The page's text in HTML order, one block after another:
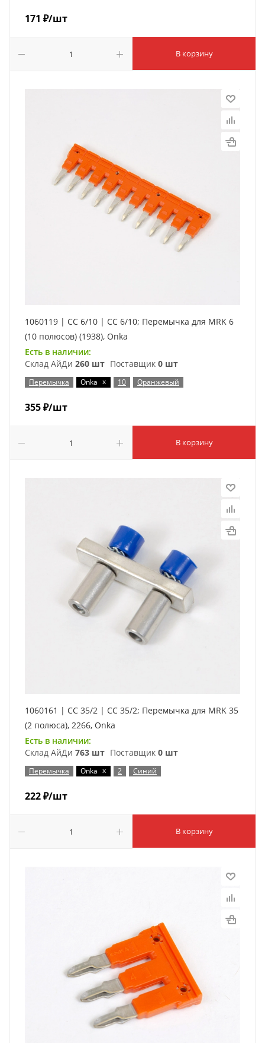
171 ₽/шт
В корзину
1060119 | CC 6/10 | CC 6/10; Перемычка для MRK 6
(10 полюсов) (1938), Onka
Есть в наличии:
Склад АйДи 260 шт Поставщик 0 шт
Перемычка Onka x 10 Оранжевый
355₽/шт
В корзину
1060161 | CC 35/2 | CC 35/2; Перемычка для MRK 35
(2 полюса), 2266, Onka
Есть в наличии:
Склад АйДи 763 шт Поставщик 0 шт
Перемычка Onka x 2 Синий
222₽/шт
В корзину